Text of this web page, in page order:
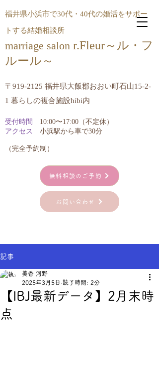
福井県小浜市で30代・40代の婚活をサポー
トする結婚相談所
marriage salon r.Fleur～ル・フ
ルール​～
〒919-2125 福井県大飯郡おおい町石山15-2-
1 暮らしの複合施設hibi内
受付時間
10:00〜17:00（不定休）
アクセス
小浜駅から車で30分
無料相談のご予約
お問い合わせ
​（完全予約制）
記事
【IBJ最新データ】2月末時
点
美香 河野
2025年3月5日 読了時間: 2分